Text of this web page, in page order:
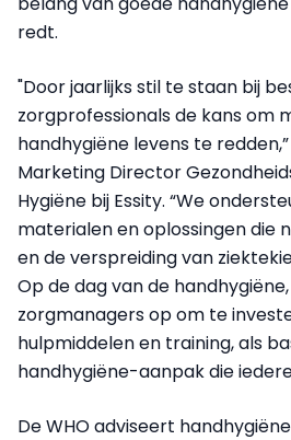
redt.
"Door jaarlijks stil te staan bij
zorgprofessionals de kans om
handhygiëne levens te
Marketing Director
Hygiëne bij Essity. “We
materialen en oplossingen die
en de verspreiding van
Op de dag van de
zorgmanagers op om te
hulpmiddelen en training, als
handhygiëne-aanpak die
De WHO adviseert